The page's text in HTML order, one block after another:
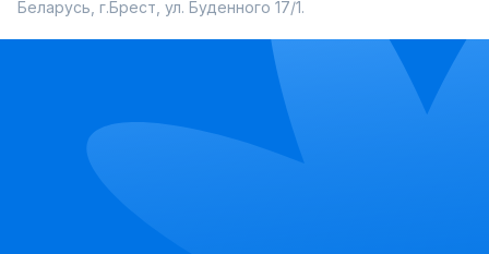
Беларусь, г.Брест, ул. Буденного 17/1.